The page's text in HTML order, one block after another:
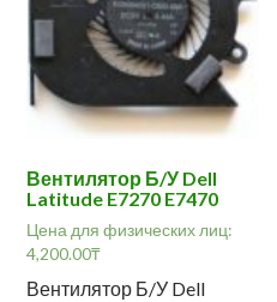
Вентилятор Б/У Dell
Latitude E7270 E7470
Цена для физических лиц:
4,200.00₸
Вентилятор Б/У Dell